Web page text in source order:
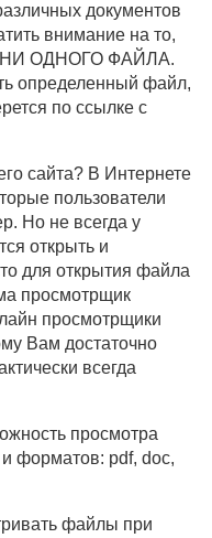
документов
внимание на то,
НИ ОДНОГО ФАЙЛА.
определенный файл,
по ссылке с
сайта? В Интернете
пользователи
Но не всегда у
открыть и
для открытия файла
просмотрщик
просмотрщики
Вам достаточно
всегда
просмотра
форматов: pdf, doc,
файлы при